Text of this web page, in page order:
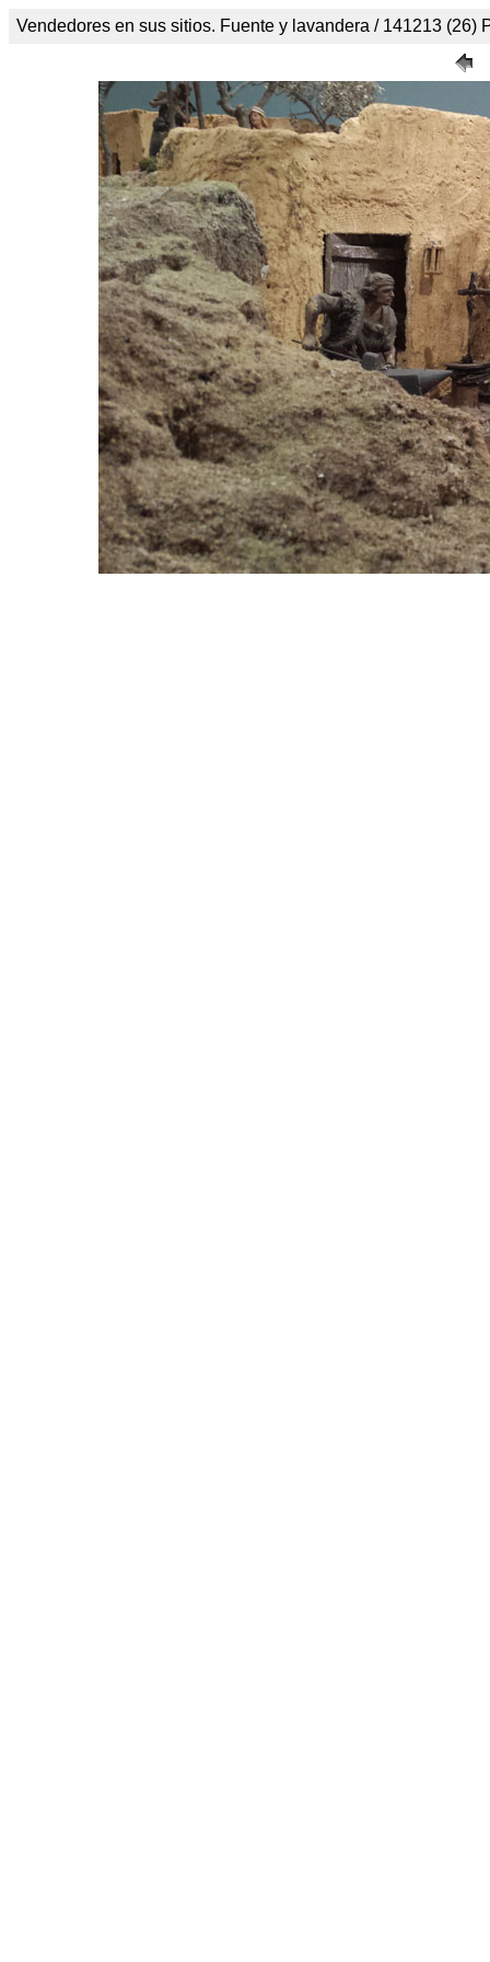
Vendedores en sus sitios. Fuente y lavandera / 141213 (26)